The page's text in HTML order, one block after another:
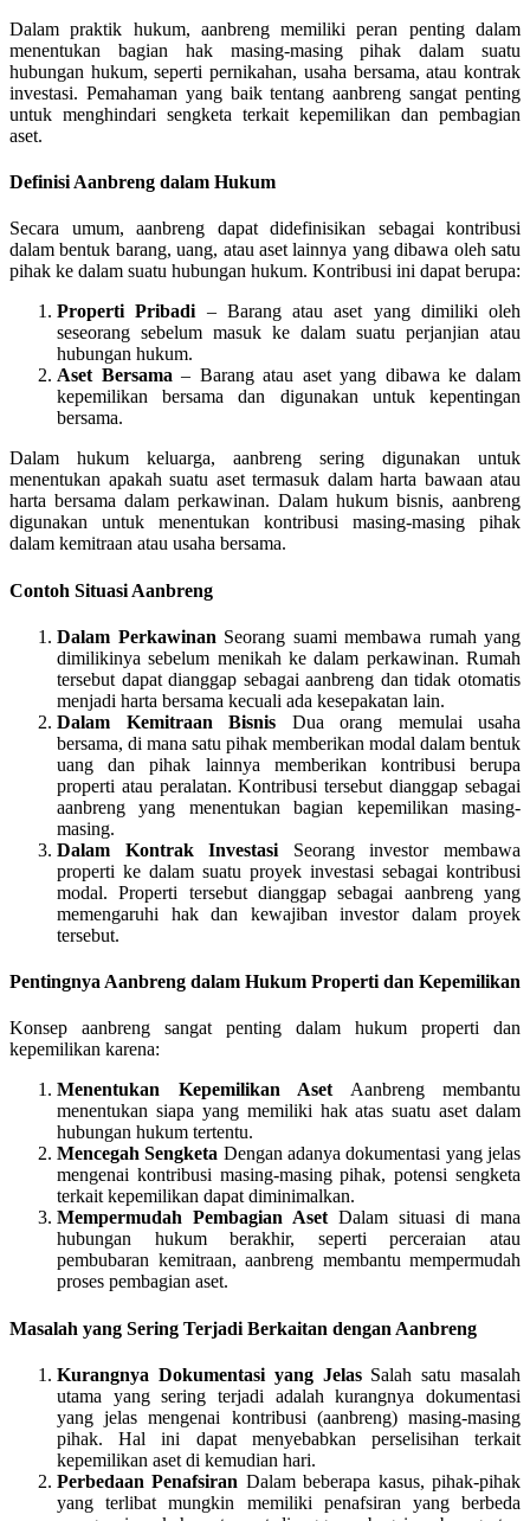
Dalam praktik hukum, aanbreng memiliki peran penting dalam
menentukan bagian hak masing-masing pihak dalam suatu
hubungan hukum, seperti pernikahan, usaha bersama, atau kontrak
investasi. Pemahaman yang baik tentang aanbreng sangat penting
untuk menghindari sengketa terkait kepemilikan dan pembagian
aset.
Definisi Aanbreng dalam Hukum
Secara umum, aanbreng dapat didefinisikan sebagai kontribusi
dalam bentuk barang, uang, atau aset lainnya yang dibawa oleh satu
pihak ke dalam suatu hubungan hukum. Kontribusi ini dapat berupa:
Properti Pribadi – Barang atau aset yang dimiliki oleh
seseorang sebelum masuk ke dalam suatu perjanjian atau
hubungan hukum.
Aset Bersama – Barang atau aset yang dibawa ke dalam
kepemilikan bersama dan digunakan untuk kepentingan
bersama.
Dalam hukum keluarga, aanbreng sering digunakan untuk
menentukan apakah suatu aset termasuk dalam harta bawaan atau
harta bersama dalam perkawinan. Dalam hukum bisnis, aanbreng
digunakan untuk menentukan kontribusi masing-masing pihak
dalam kemitraan atau usaha bersama.
Contoh Situasi Aanbreng
Dalam Perkawinan Seorang suami membawa rumah yang
dimilikinya sebelum menikah ke dalam perkawinan. Rumah
tersebut dapat dianggap sebagai aanbreng dan tidak otomatis
menjadi harta bersama kecuali ada kesepakatan lain.
Dalam Kemitraan Bisnis Dua orang memulai usaha
bersama, di mana satu pihak memberikan modal dalam bentuk
uang dan pihak lainnya memberikan kontribusi berupa
properti atau peralatan. Kontribusi tersebut dianggap sebagai
aanbreng yang menentukan bagian kepemilikan masing-
masing.
Dalam Kontrak Investasi Seorang investor membawa
properti ke dalam suatu proyek investasi sebagai kontribusi
modal. Properti tersebut dianggap sebagai aanbreng yang
memengaruhi hak dan kewajiban investor dalam proyek
tersebut.
Pentingnya Aanbreng dalam Hukum Properti dan Kepemilikan
Konsep aanbreng sangat penting dalam hukum properti dan
kepemilikan karena:
Menentukan Kepemilikan AsetAanbreng membantu
menentukan siapa yang memiliki hak atas suatu aset dalam
hubungan hukum tertentu.
Mencegah Sengketa Dengan adanya dokumentasi yang jelas
mengenai kontribusi masing-masing pihak, potensi sengketa
terkait kepemilikan dapat diminimalkan.
Mempermudah Pembagian AsetDalam situasi di mana
hubungan hukum berakhir, seperti perceraian atau
pembubaran kemitraan, aanbreng membantu mempermudah
proses pembagian aset.
Masalah yang Sering Terjadi Berkaitan dengan Aanbreng
Kurangnya Dokumentasi yang JelasSalah satu masalah
utama yang sering terjadi adalah kurangnya dokumentasi
yang jelas mengenai kontribusi (aanbreng) masing-masing
pihak. Hal ini dapat menyebabkan perselisihan terkait
kepemilikan aset di kemudian hari.
Perbedaan Penafsiran Dalam beberapa kasus, pihak-pihak
yang terlibat mungkin memiliki penafsiran yang berbeda